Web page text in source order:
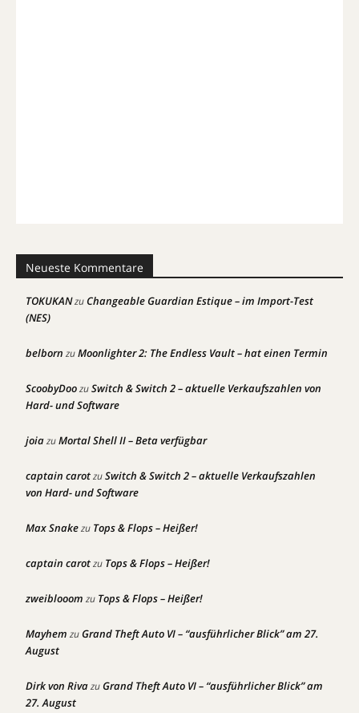
Neueste Kommentare
TOKUKANzuChangeable Guardian Estique – im Import-Test
(NES)
belborn zuMoonlighter 2: The Endless Vault – hat einen Termin
ScoobyDoozuSwitch & Switch 2 – aktuelle Verkaufszahlen von
Hard- und Software
joiazuMortal Shell II – Beta verfügbar
captain carotzuSwitch & Switch 2 – aktuelle Verkaufszahlen
von Hard- und Software
Max Snakezu Tops & Flops – Heißer!
captain carotzu Tops & Flops – Heißer!
zweiblooom zu Tops & Flops – Heißer!
Mayhem zuGrand Theft Auto VI – “ausführlicher Blick” am 27.
August
Dirk von RivazuGrand Theft Auto VI – “ausführlicher Blick” am
27. August